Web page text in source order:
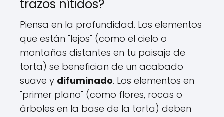
trazos nítidos?
Piensa en la profundidad. Los elementos
que están "lejos" (como el cielo o
montañas distantes en tu paisaje de
torta) se benefician de un acabado
suave y difuminado. Los elementos en
"primer plano" (como flores, rocas o
árboles en la base de la torta) deben